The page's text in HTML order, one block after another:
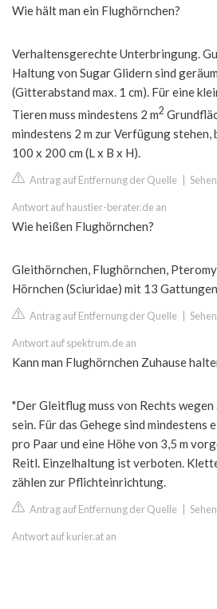
Wie hält man ein Flughörnchen?
Verhaltensgerechte Unterbringung.
Haltung von Sugar Glidern sind
(Gitterabstand max. 1 cm). Für eine
Tieren muss mindestens 2 m2
mindestens 2 m zur Verfügung
100 x 200 cm (L x B x H).
Antrag auf Entfernung der Quelle
Antwort auf haustier-berater.de an
Wie heißen Flughörnchen?
Gleithörnchen, Flughörnchen,
Hörnchen (Sciuridae) mit 13
Antrag auf Entfernung der Quelle
Antwort auf spektrum.de an
Kann man Flughörnchen Zuhause
"Der Gleitflug muss von Rechts wegen
sein. Für das Gehege sind mindestens
pro Paar und eine Höhe von 3,5 m
Reitl. Einzelhaltung ist verboten.
zählen zur Pflichteinrichtung.
Antrag auf Entfernung der Quelle
Antwort auf kurier.at an